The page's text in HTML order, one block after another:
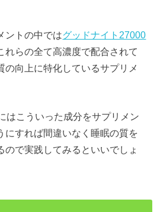
ントの中ではグッドナイト27000
れらの全て高濃度で配合されて
の向上に特化しているサプリメ
はこういった成分をサプリメン
にすれば間違いなく睡眠の質を
ので実践してみるといいでしょ